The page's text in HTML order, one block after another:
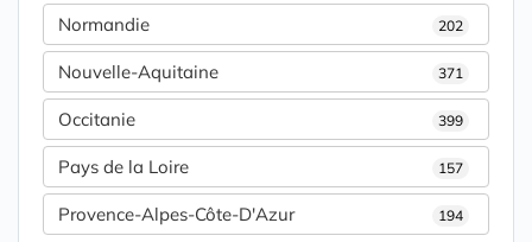
Normandie 202
Nouvelle-Aquitaine 371
Occitanie 399
Pays de la Loire 157
Provence-Alpes-Côte-D'Azur 194